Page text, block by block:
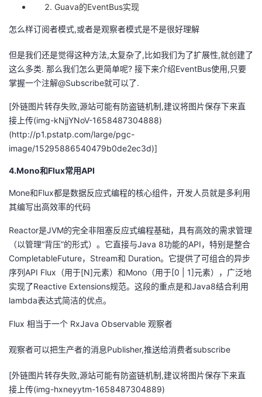
Guava的EventBus实现
怎么样订阅者模式,或者是观察者模式是不是很好理解
但是我们还是觉得这种方法,太复杂了,比如我们为了扩展性,就创建了
这么多类. 那么我们怎么更简单呢? 接下来介绍EventBus使用,只要
掌握一个注解@Subscribe就可以了.
[外链图片转存失败,源站可能有防盗链机制,建议将图片保存下来直
接上传(img-kNjjYNoV-1658487304888)
(http://p1.pstatp.com/large/pgc-
image/15295886540479b0de2ec3d)]
4.Mono和Flux常用API
Mone和Flux都是数据反应式编程的核心组件，开发人员就是多利用
其编写出高效率的代码
Reactor是JVM的完全非阻塞反应式编程基础，具有高效的需求管理
（以管理“背压”的形式）。它直接与Java 8功能的API，特别是整合
CompletableFuture，Stream和 Duration。它提供了可组合的异步
序列API Flux（用于[N]元素）和Mono（用于[0 | 1]元素），广泛地
实现了Reactive Extensions规范。这段的重点是和Java8结合利用
lambda表达式简洁的优点。
Flux 相当于一个 RxJava Observable 观察者
观察者可以把生产者的消息Publisher,推送给消费者subscribe
[外链图片转存失败,源站可能有防盗链机制,建议将图片保存下来直
接上传(img-hxneyytm-1658487304889)